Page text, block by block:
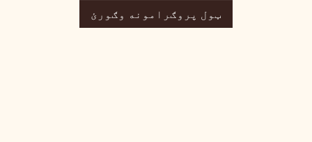
ټول پروګرامونه وګورئ